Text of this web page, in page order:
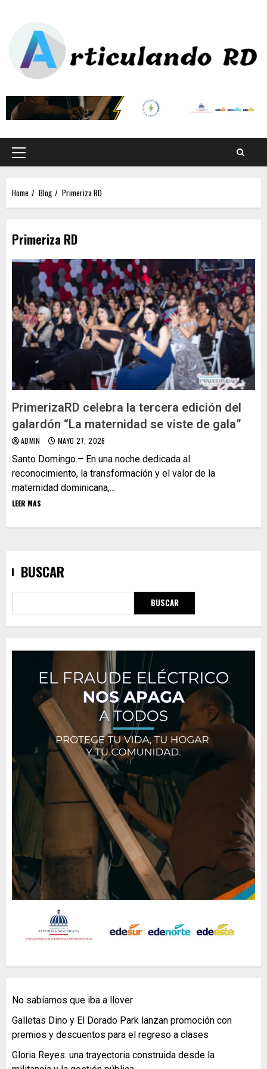
Home Blog Primeriza RD
Primeriza RD
PrimerizaRD celebra la tercera edición del
galardón “La maternidad se viste de gala”
ADMIN MAYO 27, 2026
Santo Domingo.– En una noche dedicada al
reconocimiento, la transformación y el valor de la
maternidad dominicana,...
LEER MAS
BUSCAR
BUSCAR
No sabíamos que iba a llover
Galletas Dino y El Dorado Park lanzan promoción con
premios y descuentos para el regreso a clases
Gloria Reyes: una trayectoria construida desde la